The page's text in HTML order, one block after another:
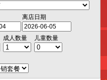
离店日期
成人数量 儿童数量